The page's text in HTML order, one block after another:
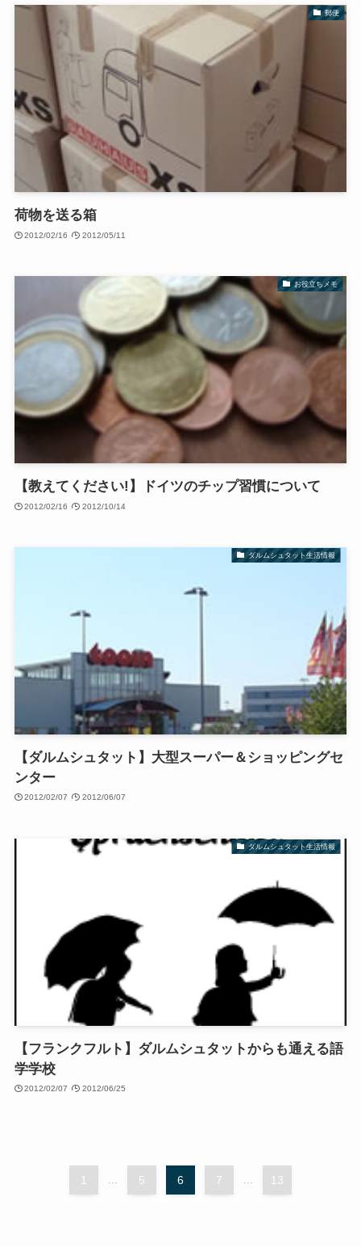
郵便
荷物を送る箱
2012/02/16 2012/05/11
お役立ちメモ
【教えてください!】ドイツのチップ習慣について
2012/02/16 2012/10/14
ダルムシュタット生活情報
【ダルムシュタット】大型スーパー＆ショッピングセ
ンター
2012/02/07 2012/06/07
ダルムシュタット生活情報
【フランクフルト】ダルムシュタットからも通える語
学学校
2012/02/07 2012/06/25
1 ... 5 6 7 ... 13